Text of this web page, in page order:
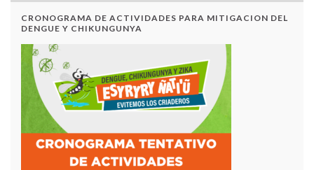
CRONOGRAMA DE ACTIVIDADES PARA MITIGACION DEL
DENGUE Y CHIKUNGUNYA